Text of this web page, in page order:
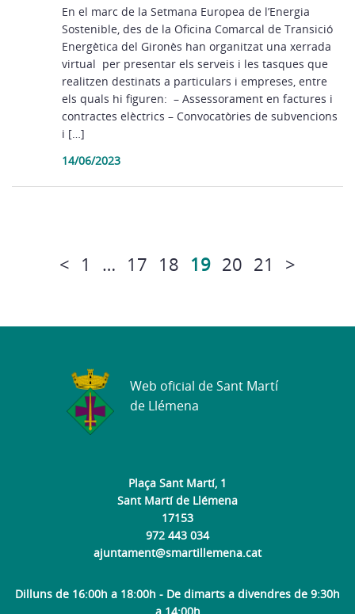
En el marc de la Setmana Europea de l’Energia
Sostenible, des de la Oficina Comarcal de Transició
Energètica del Gironès han organitzat una xerrada
virtual per presentar els serveis i les tasques que
realitzen destinats a particulars i empreses, entre
els quals hi figuren: – Assessorament en factures i
contractes elèctrics – Convocatòries de subvencions
i […]
14/06/2023
< 1 … 17 18 19 20 21 >
Plaça Sant Martí, 1
Sant Martí de Llémena
17153
972 443 034
ajuntament@smartillemena.cat
Dilluns de 16:00h a 18:00h - De dimarts a divendres de 9:30h
Web oficial de Sant Martí
de Llémena